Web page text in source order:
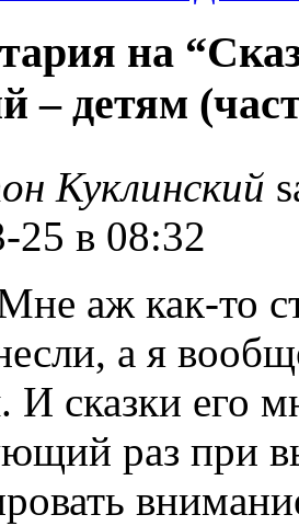
на
– детям
Куклинский
25 в 08:32
аж как-то
а я
И сказки его
раз при